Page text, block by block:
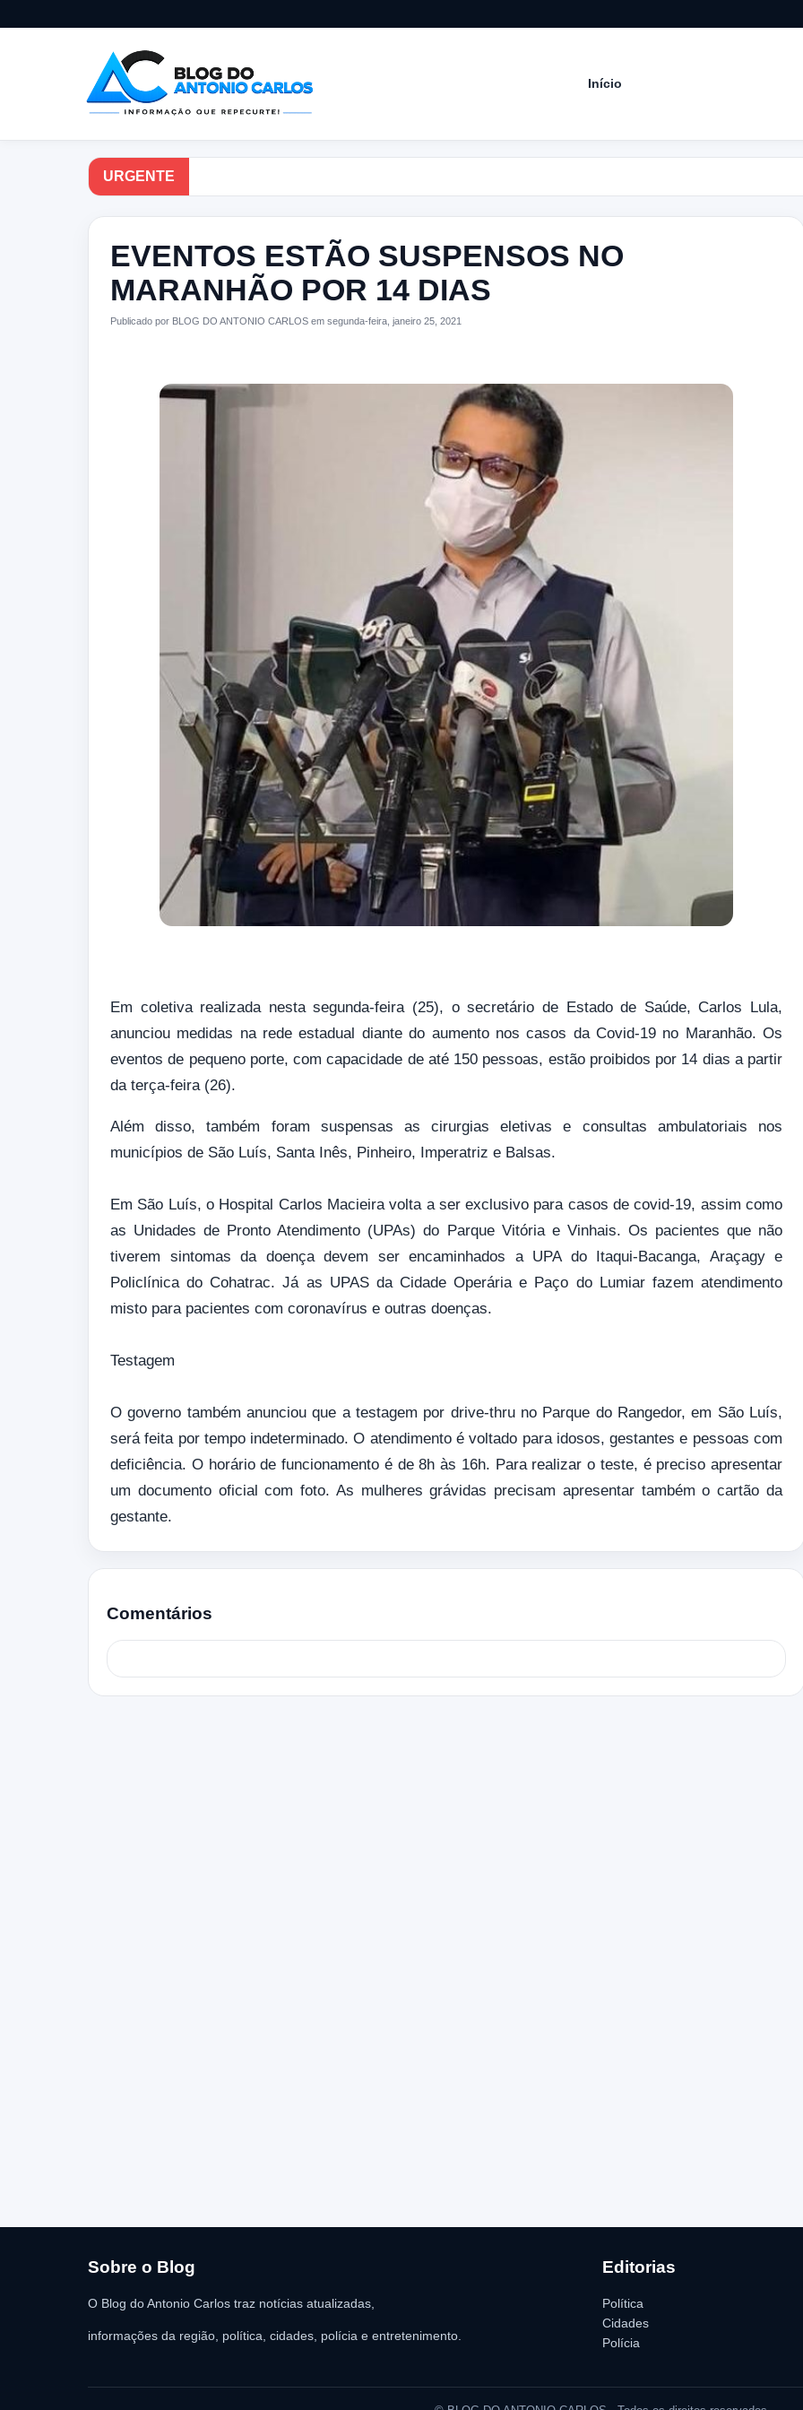
Início
URGENTE
EVENTOS ESTÃO SUSPENSOS NO
MARANHÃO POR 14 DIAS
Publicado por BLOG DO ANTONIO CARLOS em segunda-feira, janeiro 25, 2021
Em coletiva realizada nesta segunda-feira (25), o secretário de Estado de Saúde, Carlos Lula,
anunciou medidas na rede estadual diante do aumento nos casos da Covid-19 no Maranhão. Os
eventos de pequeno porte, com capacidade de até 150 pessoas, estão proibidos por 14 dias a partir
da terça-feira (26).
Além disso, também foram suspensas as cirurgias eletivas e consultas ambulatoriais nos
municípios de São Luís, Santa Inês, Pinheiro, Imperatriz e Balsas.
Em São Luís, o Hospital Carlos Macieira volta a ser exclusivo para casos de covid-19, assim como
as Unidades de Pronto Atendimento (UPAs) do Parque Vitória e Vinhais. Os pacientes que não
tiverem sintomas da doença devem ser encaminhados a UPA do Itaqui-Bacanga, Araçagy e
Policlínica do Cohatrac. Já as UPAS da Cidade Operária e Paço do Lumiar fazem atendimento
misto para pacientes com coronavírus e outras doenças.
Testagem
O governo também anunciou que a testagem por drive-thru no Parque do Rangedor, em São Luís,
será feita por tempo indeterminado. O atendimento é voltado para idosos, gestantes e pessoas com
deficiência. O horário de funcionamento é de 8h às 16h. Para realizar o teste, é preciso apresentar
um documento oficial com foto. As mulheres grávidas precisam apresentar também o cartão da
gestante.
Comentários
Sobre o Blog
O Blog do Antonio Carlos traz notícias atualizadas,
informações da região, política, cidades, polícia e entretenimento.
Editorias
Política
Cidades
Polícia